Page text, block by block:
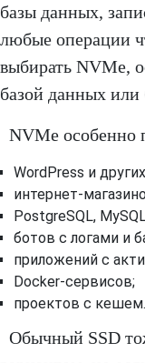
базы данных,
любые операции
выбирать NVMe,
базой данных
NVMe особенно
WordPress и
интернет-
PostgreSQL,
ботов с логами и
приложений с
Docker-сервисов;
проектов с кешем.
Обычный SSD